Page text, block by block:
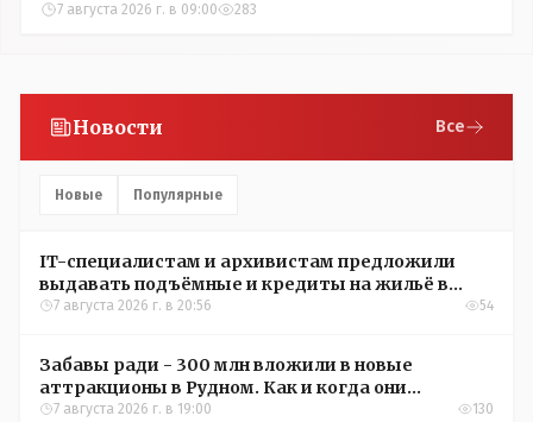
7 августа 2026 г. в 09:00 283
Новости Все
Новые Популярные
IT-специалистам и архивистам предложили
выдавать подъёмные и кредиты на жильё в
сёлах Казахстана
7 августа 2026 г. в 20:56 54
Забавы ради - 300 млн вложили в новые
аттракционы в Рудном. Как и когда они
окупятся?
7 августа 2026 г. в 19:00 130